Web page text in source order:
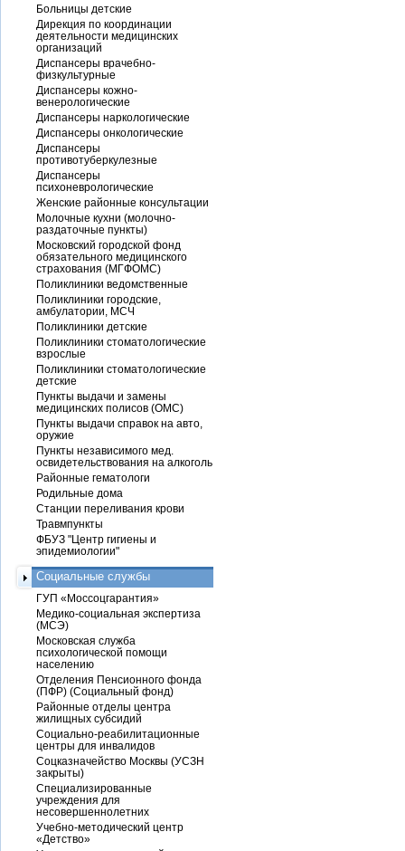
Больницы детские
Дирекция по координации
деятельности медицинских
организаций
Диспансеры врачебно-
физкультурные
Диспансеры кожно-
венерологические
Диспансеры наркологические
Диспансеры онкологические
Диспансеры
противотуберкулезные
Диспансеры
психоневрологические
Женские районные консультации
Молочные кухни (молочно-
раздаточные пункты)
Московский городской фонд
обязательного медицинского
страхования (МГФОМС)
Поликлиники ведомственные
Поликлиники городские,
амбулатории, МСЧ
Поликлиники детские
Поликлиники стоматологические
взрослые
Поликлиники стоматологические
детские
Пункты выдачи и замены
медицинских полисов (ОМС)
Пункты выдачи справок на авто,
оружие
Пункты независимого мед.
освидетельствования на алкоголь
Районные гематологи
Родильные дома
Станции переливания крови
Травмпункты
ФБУЗ "Центр гигиены и
эпидемиологии"
Социальные службы
ГУП «Моссоцгарантия»
Медико-социальная экспертиза
(МСЭ)
Московская служба
психологической помощи
населению
Отделения Пенсионного фонда
(ПФР) (Социальный фонд)
Районные отделы центра
жилищных субсидий
Социально-реабилитационные
центры для инвалидов
Соцказначейство Москвы (УСЗН
закрыты)
Специализированные
учреждения для
несовершеннолетних
Учебно-методический центр
«Детство»